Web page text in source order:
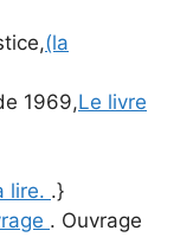
(la
1969,Le livre
lire. .}
. Ouvrage